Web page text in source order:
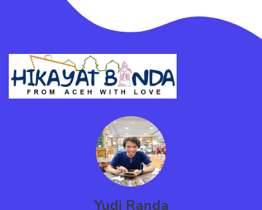
Yudi Randa